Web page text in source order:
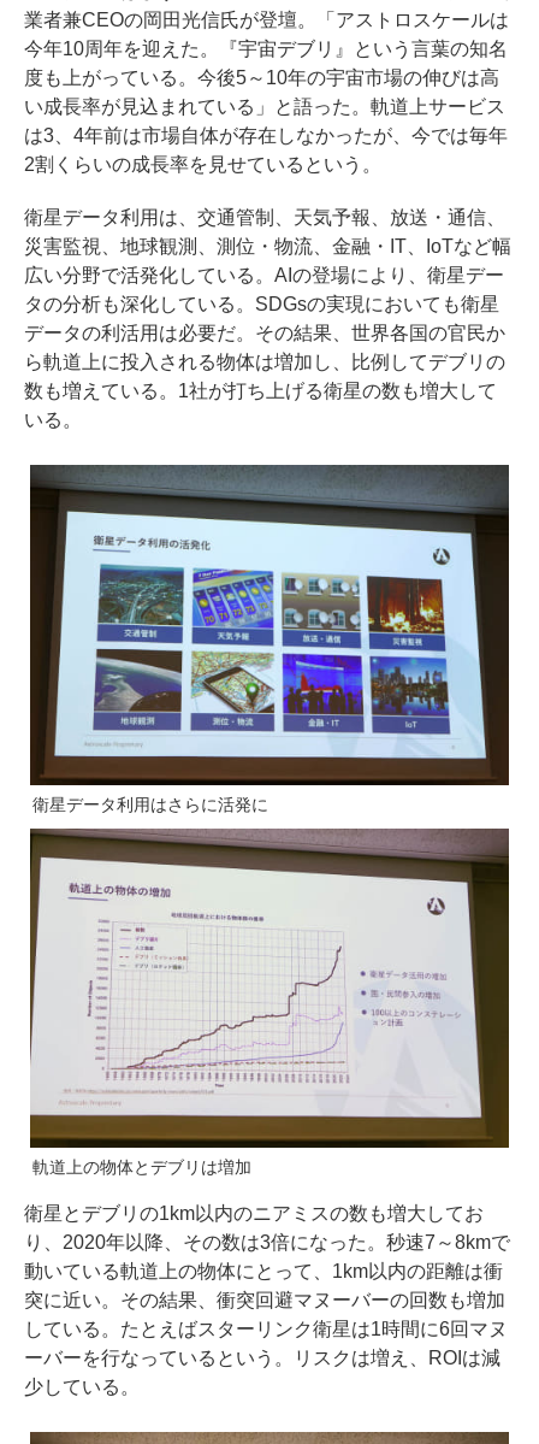
業者兼CEOの岡田光信氏が登壇。「アストロスケールは
今年10周年を迎えた。『宇宙デブリ』という言葉の知名
度も上がっている。今後5～10年の宇宙市場の伸びは高
い成長率が見込まれている」と語った。軌道上サービス
は3、4年前は市場自体が存在しなかったが、今では毎年
2割くらいの成長率を見せているという。
衛星データ利用は、交通管制、天気予報、放送・通信、
災害監視、地球観測、測位・物流、金融・IT、IoTなど幅
広い分野で活発化している。AIの登場により、衛星デー
タの分析も深化している。SDGsの実現においても衛星
データの利活用は必要だ。その結果、世界各国の官民か
ら軌道上に投入される物体は増加し、比例してデブリの
数も増えている。1社が打ち上げる衛星の数も増大して
いる。
衛星データ利用はさらに活発に
軌道上の物体とデブリは増加
衛星とデブリの1km以内のニアミスの数も増大してお
り、2020年以降、その数は3倍になった。秒速7～8kmで
動いている軌道上の物体にとって、1km以内の距離は衝
突に近い。その結果、衝突回避マヌーバーの回数も増加
している。たとえばスターリンク衛星は1時間に6回マヌ
ーバーを行なっているという。リスクは増え、ROIは減
少している。